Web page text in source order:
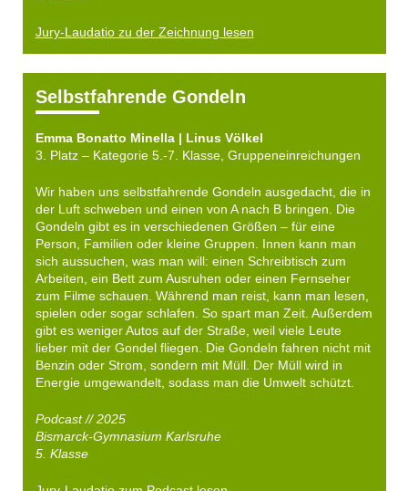
Jury-Laudatio zu der Zeichnung lesen
Selbstfahrende Gondeln
Emma Bonatto Minella | Linus Völkel
3. Platz – Kategorie 5.-7. Klasse, Gruppeneinreichungen
Wir haben uns selbstfahrende Gondeln ausgedacht, die in
der Luft schweben und einen von A nach B bringen. Die
Gondeln gibt es in verschiedenen Größen – für eine
Person, Familien oder kleine Gruppen. Innen kann man
sich aussuchen, was man will: einen Schreibtisch zum
Arbeiten, ein Bett zum Ausruhen oder einen Fernseher
zum Filme schauen. Während man reist, kann man lesen,
spielen oder sogar schlafen. So spart man Zeit. Außerdem
gibt es weniger Autos auf der Straße, weil viele Leute
lieber mit der Gondel fliegen. Die Gondeln fahren nicht mit
Benzin oder Strom, sondern mit Müll. Der Müll wird in
Energie umgewandelt, sodass man die Umwelt schützt.
Podcast // 2025
Bismarck-Gymnasium Karlsruhe
5. Klasse